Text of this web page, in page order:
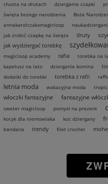
chusta na drutach dzierganie czapki
święta bożego narodzenia
Boże
annakarolczakxmagicloop
jak zrobić czapkę na święta druty
jak wydziergać torebkę
magicloop academy rafia torebka na
kapelusz na lato dzierganie komina
dodatki do torebki
torebka z rafii
letnia moda wakacyjna moda
wloczki fantazyjne fantazyjne
sweter magicloop pomysł na prezent
kocyk dla niemowlaka
koc dziergany
bandana
trendy filet crochet